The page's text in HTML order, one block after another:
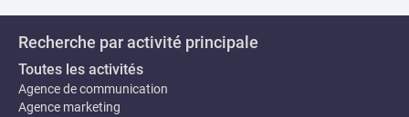
Recherche par activité principale
Toutes les activités
Agence de communication
Agence marketing